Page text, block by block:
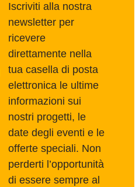
Iscriviti alla nostra
newsletter per
ricevere
direttamente nella
tua casella di posta
elettronica le ultime
informazioni sui
nostri progetti, le
date degli eventi e le
offerte speciali. Non
perderti l’opportunità
di essere sempre al